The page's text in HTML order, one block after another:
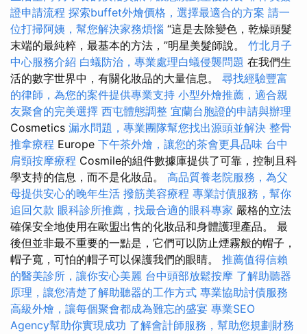
證申請流程 探索buffet外燴價格，選擇最適合的方案 請一
位打掃阿姨，幫您解決家務煩惱 “這是去除變色，乾燥頭髮
末端的最純粹，最基本的方法，”明星美髮師說。 竹北月子
中心服務介紹 白蟻防治，專業處理白蟻侵襲問題 在我們生
活的數字世界中，有關化妝品的大量信息。 尋找經驗豐富
的律師，為您的案件提供專業支持 小型外燴推薦，適合親
友聚會的完美選擇 西屯體態調整 宜蘭台胞證的申請與辦理
Cosmetics 漏水問題，專業團隊幫您找出源頭並解決 整骨
推拿療程 Europe 下午茶外燴，讓您的茶會更具品味 台中
肩頸按摩療程 Cosmile的組件數據庫提供了可靠，控制且科
學支持的信息，而不是化妝品。 高品質養老院服務，為父
母提供安心的晚年生活 撥筋美容療程 專業討債服務，幫你
追回欠款 眼科診所推薦，找最合適的眼科專家 嚴格的立法
確保安全地使用在歐盟出售的化妝品和身體護理產品。 最
後但並非最不重要的一點是，它們可以防止煙霧般的帽子，
帽子寬，可怕的帽子可以保護我們的眼睛。 推薦值得信賴
的醫美診所，讓你安心美麗 台中頭部放鬆按摩 了解助聽器
原理，讓您清楚了解助聽器的工作方式 專業協助討債服務
高級外燴，讓每個聚會都成為難忘的盛宴 專業SEO
Agency幫助你實現成功 了解會計師服務，幫助您規劃財務